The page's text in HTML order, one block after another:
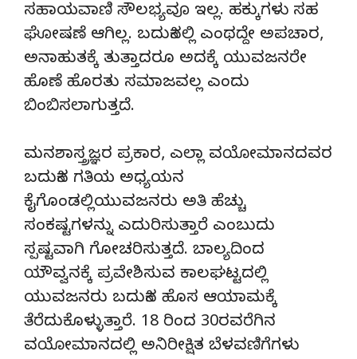
ಸಹಾಯವಾಣಿ ಸೌಲಭ್ಯವೂ ಇಲ್ಲ. ಹಕ್ಕುಗಳು ಸಹ
ಘೋಷಣೆ ಆಗಿಲ್ಲ. ಬದುಕಿನಲ್ಲಿ ಎಂಥದ್ದೇ ಅಪಚಾರ,
ಅನಾಹುತಕ್ಕೆ ತುತ್ತಾದರೂ ಅದಕ್ಕೆ ಯುವಜನರೇ
ಹೊಣೆ ಹೊರತು ಸಮಾಜವಲ್ಲ ಎಂದು
ಬಿಂಬಿಸಲಾಗುತ್ತದೆ.
ಮನಶಾಸ್ತ್ರಜ್ಞರ ಪ್ರಕಾರ, ಎಲ್ಲಾ ವಯೋಮಾನದವರ
ಬದುಕಿನ ಗತಿಯ ಅಧ್ಯಯನ
ಕೈಗೊಂಡಲ್ಲಿಯುವಜನರು ಅತಿ ಹೆಚ್ಚು
ಸಂಕಷ್ಟಗಳನ್ನು ಎದುರಿಸುತ್ತಾರೆ ಎಂಬುದು
ಸ್ಪಷ್ಟವಾಗಿ ಗೋಚರಿಸುತ್ತದೆ. ಬಾಲ್ಯದಿಂದ
ಯೌವ್ವನಕ್ಕೆ ಪ್ರವೇಶಿಸುವ ಕಾಲಘಟ್ಟದಲ್ಲಿ
ಯುವಜನರು ಬದುಕಿನ ಹೊಸ ಆಯಾಮಕ್ಕೆ
ತೆರೆದುಕೊಳ್ಳುತ್ತಾರೆ. 18 ರಿಂದ 30ರವರೆಗಿನ
ವಯೋಮಾನದಲ್ಲಿ ಅನಿರೀಕ್ಷಿತ ಬೆಳವಣಿಗೆಗಳು